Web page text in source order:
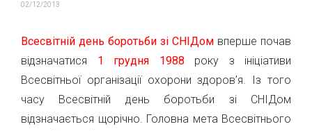
02/12/2013
Всесвітній день боротьби зі СНІДом вперше почав
відзначатися 1 грудня 1988 року з ініціативи
Всесвітньої організації охорони здоров’я. Із того
часу Всесвітній день боротьби зі СНІДом
відзначається щорічно. Головна мета Всесвітнього